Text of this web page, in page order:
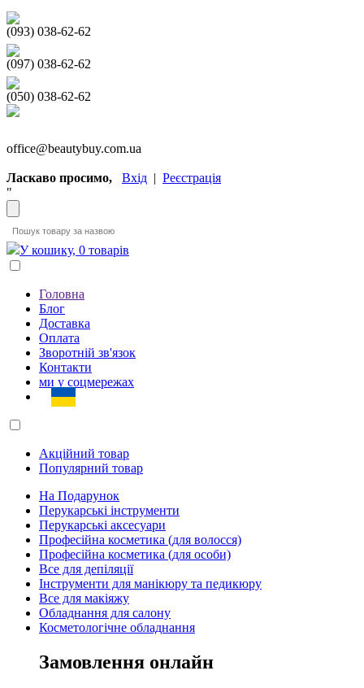
(093) 038-62-62
(097) 038-62-62
(050) 038-62-62
office@beautybuy.com.ua
Ласкаво просимо, Вхід | Реєстрація
"
У кошику, 0 товарів
Головна
Блог
Доставка
Оплата
Зворотній зв'язок
Контакти
ми у соцмережах
Акційний товар
Популярний товар
На Подарунок
Перукарські інструменти
Перукарські аксесуари
Професійна косметика (для волосся)
Професійна косметика (для особи)
Все для депіляції
Інструменти для манікюру та педикюру
Все для макіяжу
Обладнання для салону
Косметологічне обладнання
Замовлення онлайн